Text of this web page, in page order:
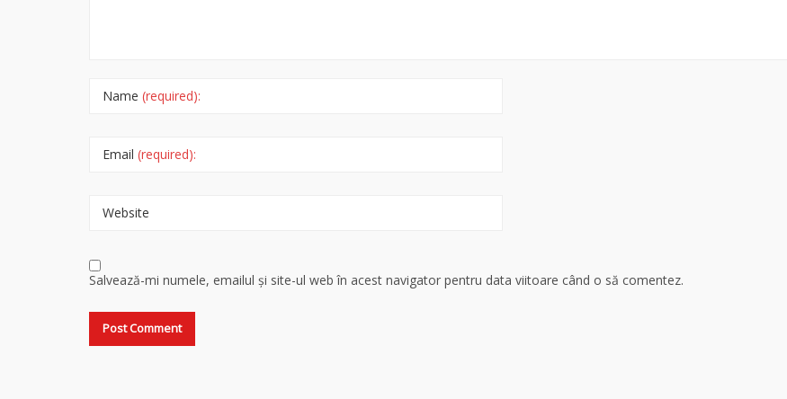
Name (required):
Email (required):
Website
Salvează-mi numele, emailul și site-ul web în acest navigator pentru data viitoare când o să comentez.